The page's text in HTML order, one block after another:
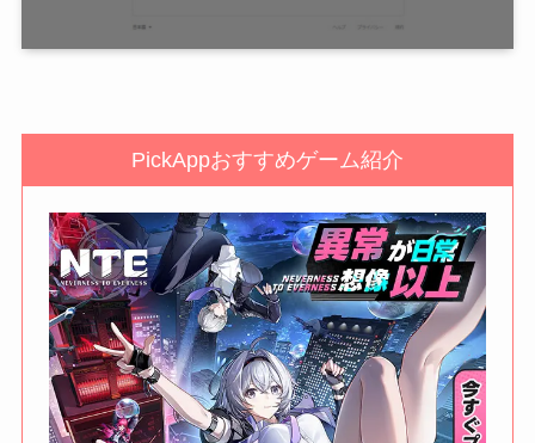
PickAppおすすめゲーム紹介